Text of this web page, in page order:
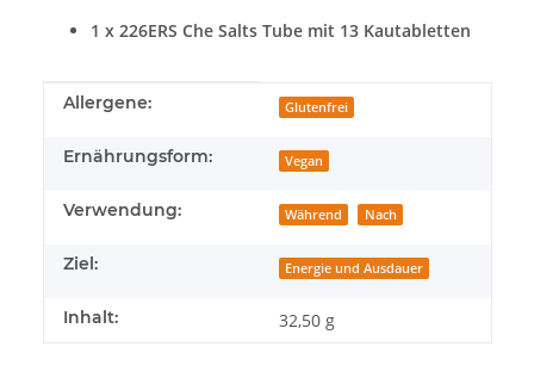
1 x 226ERS Che Salts Tube mit 13 Kautabletten
Produkteigenschaft
Wert
Allergene: Glutenfrei
Ernährungsform: Vegan
Verwendung: Während Nach
Ziel: Energie und Ausdauer
Inhalt: 32,50 g